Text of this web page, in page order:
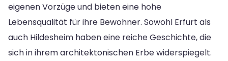
eigenen Vorzüge und bieten eine hohe
Lebensqualität für ihre Bewohner. Sowohl Erfurt als
auch Hildesheim haben eine reiche Geschichte, die
sich in ihrem architektonischen Erbe widerspiegelt.